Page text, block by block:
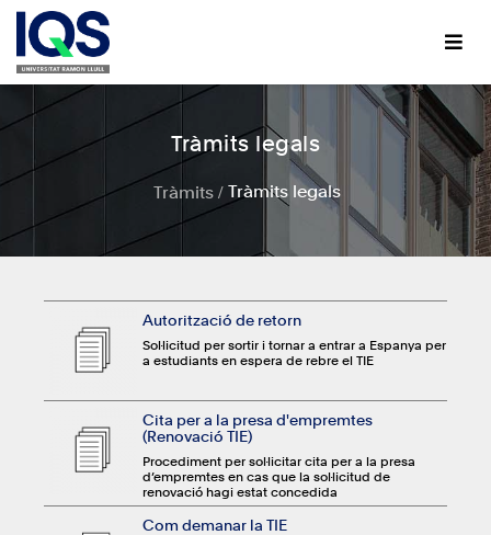
Tràmits legals
Tràmits Tràmits legals
Autorització de retorn
Sol·licitud per sortir i tornar a entrar a Espanya per
a estudiants en espera de rebre el TIE
Cita per a la presa d'empremtes
(Renovació TIE)
Procediment per sol·licitar cita per a la presa
d’empremtes en cas que la sol·licitud de
renovació hagi estat concedida
Com demanar la TIE